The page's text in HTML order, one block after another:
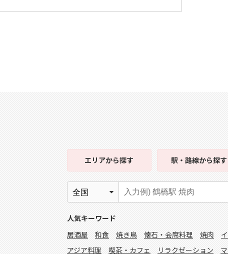
エリアから探す 駅・路線から探す
人気キーワード
居酒屋
和食 焼き鳥 懐石・会席料理 焼肉
アジア料理
喫茶・カフェ リラクゼーション